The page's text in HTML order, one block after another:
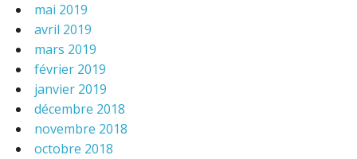
mai 2019
avril 2019
mars 2019
février 2019
janvier 2019
décembre 2018
novembre 2018
octobre 2018